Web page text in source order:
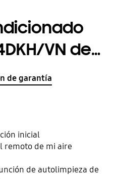
VN de
vías
de garantía
inicial
remoto de mi aire
de autolimpieza de